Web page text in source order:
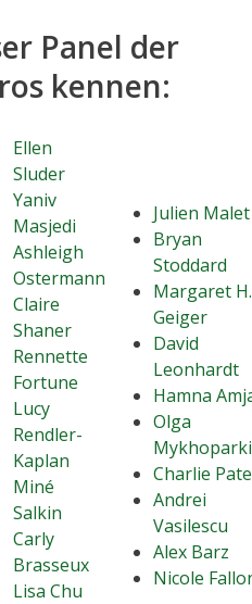
Panel der
kennen:
Ellen
Sluder
Yaniv
Masjedi
Ashleigh
Ostermann
Claire
Shaner
Rennette
Fortune
Lucy
Rendler-
Kaplan
Miné
Salkin
Carly
Brasseux
Lisa Chu
Julien Malet
Bryan
Stoddard
Margaret H.
Geiger
David
Leonhardt
Hamna
Olga
Charlie
Andrei
Vasilescu
Alex Barz
Nicole